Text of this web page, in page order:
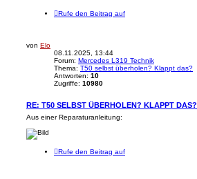
Rufe den Beitrag auf
von Elo
08.11.2025, 13:44
Forum: Mercedes L319 Technik
Thema: T50 selbst überholen? Klappt das?
Antworten: 10
Zugriffe: 10980
RE: T50 SELBST ÜBERHOLEN? KLAPPT DAS?
Aus einer Reparaturanleitung:
Rufe den Beitrag auf